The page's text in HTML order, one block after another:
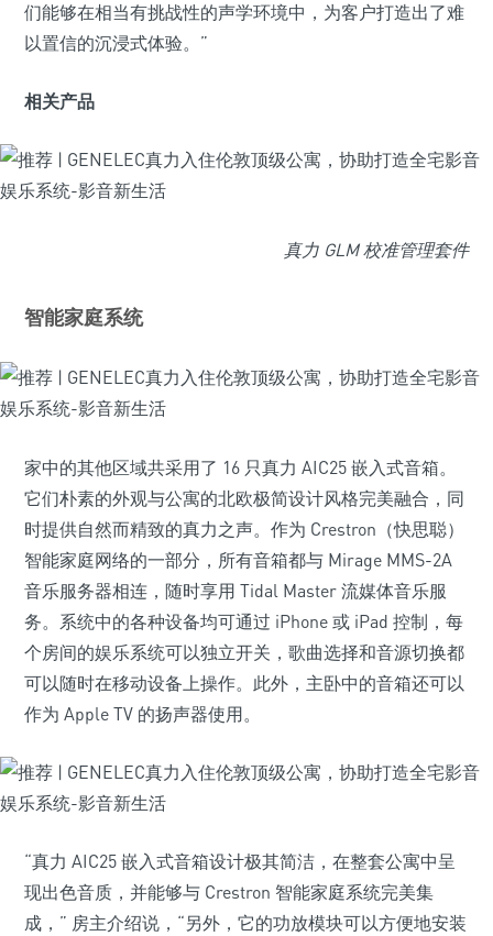
们能够在相当有挑战性的声学环境中，为客户打造出了难
以置信的沉浸式体验。”
相关产品
真力 GLM 校准管理套件
智能家庭系统
家中的其他区域共采用了 16 只真力 AIC25 嵌入式音箱。
它们朴素的外观与公寓的北欧极简设计风格完美融合，同
时提供自然而精致的真力之声。作为 Crestron（快思聪）
智能家庭网络的一部分，所有音箱都与 Mirage MMS-2A
音乐服务器相连，随时享用 Tidal Master 流媒体音乐服
务。系统中的各种设备均可通过 iPhone 或 iPad 控制，每
个房间的娱乐系统可以独立开关，歌曲选择和音源切换都
可以随时在移动设备上操作。此外，主卧中的音箱还可以
作为 Apple TV 的扬声器使用。
“真力 AIC25 嵌入式音箱设计极其简洁，在整套公寓中呈
现出色音质，并能够与 Crestron 智能家庭系统完美集
成，” 房主介绍说，“另外，它的功放模块可以方便地安装